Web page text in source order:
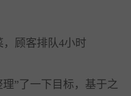
顾客排队4小时
”了一下目标，基于之